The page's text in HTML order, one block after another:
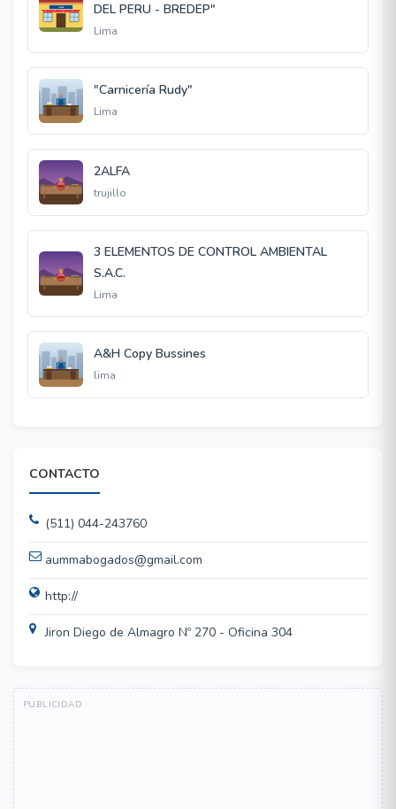
DEL PERU - BREDEP"
Lima
"Carnicería Rudy"
Lima
2ALFA
trujillo
3 ELEMENTOS DE CONTROL AMBIENTAL
S.A.C.
Lima
A&H Copy Bussines
lima
CONTACTO
(511) 044-243760
aummabogados@gmail.com
http://
Jiron Diego de Almagro Nº 270 - Oficina 304